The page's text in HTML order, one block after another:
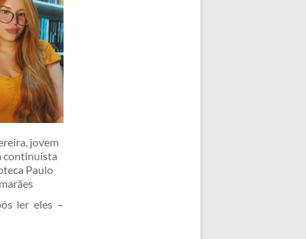
jovem
continuísta
Paulo
ler eles –